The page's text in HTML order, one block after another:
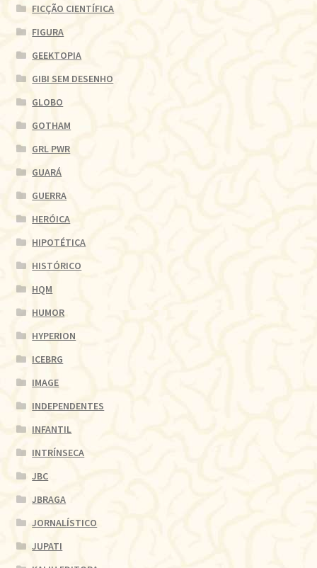
FICÇÃO CIENTÍFICA
FIGURA
GEEKTOPIA
GIBI SEM DESENHO
GLOBO
GOTHAM
GRL PWR
GUARÁ
GUERRA
HERÓICA
HIPOTÉTICA
HISTÓRICO
HQM
HUMOR
HYPERION
ICEBRG
IMAGE
INDEPENDENTES
INFANTIL
INTRÍNSECA
JBC
JBRAGA
JORNALÍSTICO
JUPATI